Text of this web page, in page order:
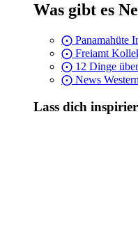
Was gibt es
⨀ Panamahüte
⨀ Freiamt
⨀ 12 Dinge
⨀ News
Lass dich